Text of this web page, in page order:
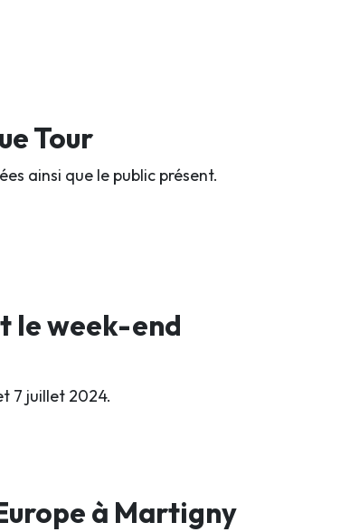
Tour
ainsi que le public présent.
le week-end
7 juillet 2024.
à Martigny